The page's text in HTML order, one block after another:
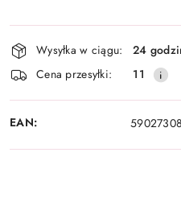
Dostępność
i
dostawa
Wysyłka w ciągu:
24
Cena przesyłki:
11
EAN: